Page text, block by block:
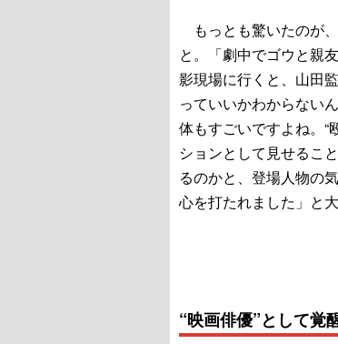
もっとも驚いたのが
と。「劇中でゴウと親
影現場に行くと、山田
っていいかわからない
体もすごいですよね。“
ションとして見せるこ
るのかと、登場人物の
心を打たれました」と
“映画俳優”として覚